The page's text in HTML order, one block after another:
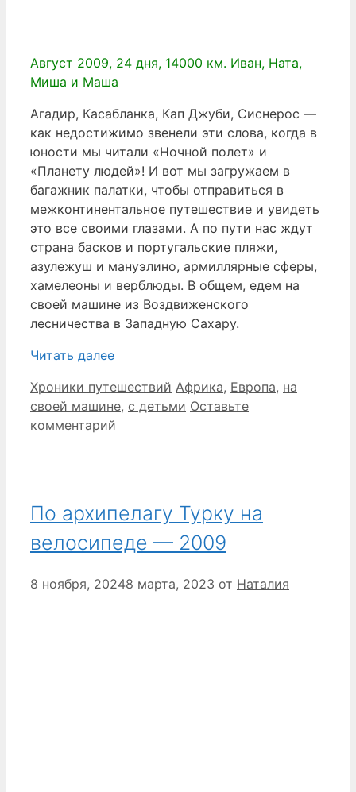
Август 2009, 24 дня, 14000 км. Иван, Ната,
Миша и Маша
Агадир, Касабланка, Кап Джуби, Сиснерос —
как недостижимо звенели эти слова, когда в
юности мы читали «Ночной полет» и
«Планету людей»! И вот мы загружаем в
багажник палатки, чтобы отправиться в
межконтинентальное путешествие и увидеть
это все своими глазами. А по пути нас ждут
страна басков и португальские пляжи,
азулежуш и мануэлино, армиллярные сферы,
хамелеоны и верблюды. В общем, едем на
своей машине из Воздвиженского
лесничества в Западную Сахару.
Читать далее
Рубрики
Хроники путешествий Метки
Африка, Европа, на
своей машине, с детьми Оставьте
комментарий
По архипелагу Турку на
велосипеде — 2009
8 ноября, 20248 марта, 2023 от Наталия